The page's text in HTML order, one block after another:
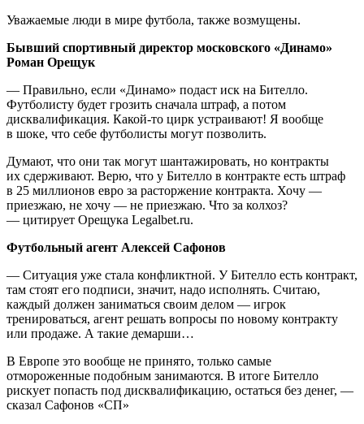
Уважаемые люди в мире футбола, также возмущены.
Бывший спортивный директор московского «Динамо»
Роман Орещук
— Правильно, если «Динамо» подаст иск на Бителло.
Футболисту будет грозить сначала штраф, а потом
дисквалификация. Какой-то цирк устраивают! Я вообще
в шоке, что себе футболисты могут позволить.
Думают, что они так могут шантажировать, но контракты
их сдерживают. Верю, что у Бителло в контракте есть штраф
в 25 миллионов евро за расторжение контракта. Хочу —
приезжаю, не хочу — не приезжаю. Что за колхоз?
— цитирует Орещука Legalbet.ru.
Футбольный агент Алексей Сафонов
— Ситуация уже стала конфликтной. У Бителло есть контракт,
там стоят его подписи, значит, надо исполнять. Считаю,
каждый должен заниматься своим делом — игрок
тренироваться, агент решать вопросы по новому контракту
или продаже. А такие демарши…
В Европе это вообще не принято, только самые
отмороженные подобным занимаются. В итоге Бителло
рискует попасть под дисквалификацию, остаться без денег, —
сказал Сафонов «СП»